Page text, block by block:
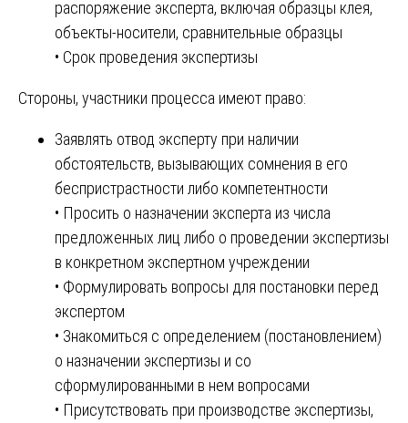
распоряжение эксперта, включая образцы клея,
объекты-носители, сравнительные образцы
• Срок проведения экспертизы
Стороны, участники процесса имеют право:
Заявлять отвод эксперту при наличии
обстоятельств, вызывающих сомнения в его
беспристрастности либо компетентности
• Просить о назначении эксперта из числа
предложенных лиц либо о проведении экспертизы
в конкретном экспертном учреждении
• Формулировать вопросы для постановки перед
экспертом
• Знакомиться с определением (постановлением)
о назначении экспертизы и со
сформулированными в нем вопросами
• Присутствовать при производстве экспертизы,